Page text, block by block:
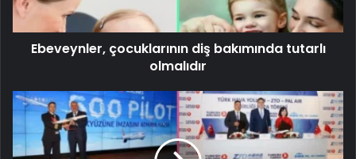
Ebeveynler, çocuklarının diş bakımında tutarlı
olmalıdır